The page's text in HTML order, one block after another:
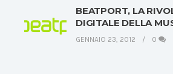
BEATPORT, LA
DIGITALE DELLA
GENNAIO 23, 2012 0